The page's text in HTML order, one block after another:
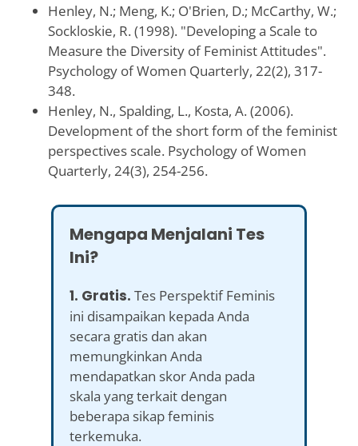
Henley, N.; Meng, K.; O'Brien, D.; McCarthy, W.;
Sockloskie, R. (1998). "Developing a Scale to
Measure the Diversity of Feminist Attitudes".
Psychology of Women Quarterly, 22(2), 317-
348.
Henley, N., Spalding, L., Kosta, A. (2006).
Development of the short form of the feminist
perspectives scale. Psychology of Women
Quarterly, 24(3), 254-256.
Mengapa Menjalani Tes
Ini?
1. Gratis. Tes Perspektif Feminis
ini disampaikan kepada Anda
secara gratis dan akan
memungkinkan Anda
mendapatkan skor Anda pada
skala yang terkait dengan
beberapa sikap feminis
terkemuka.